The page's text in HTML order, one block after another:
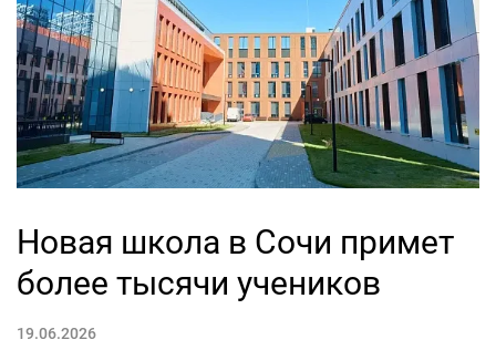
Новая школа в Сочи примет
более тысячи учеников
19.06.2026